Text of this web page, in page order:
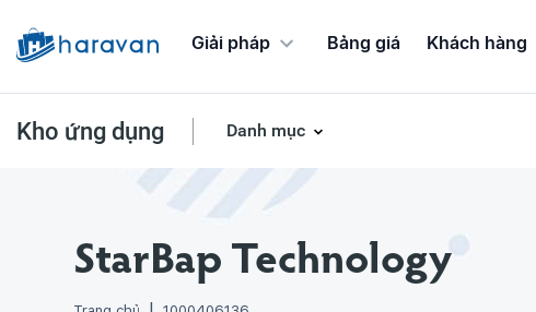
Giải pháp Bảng giá Khách hàng
Kho ứng dụng Danh mục
StarBap Technology